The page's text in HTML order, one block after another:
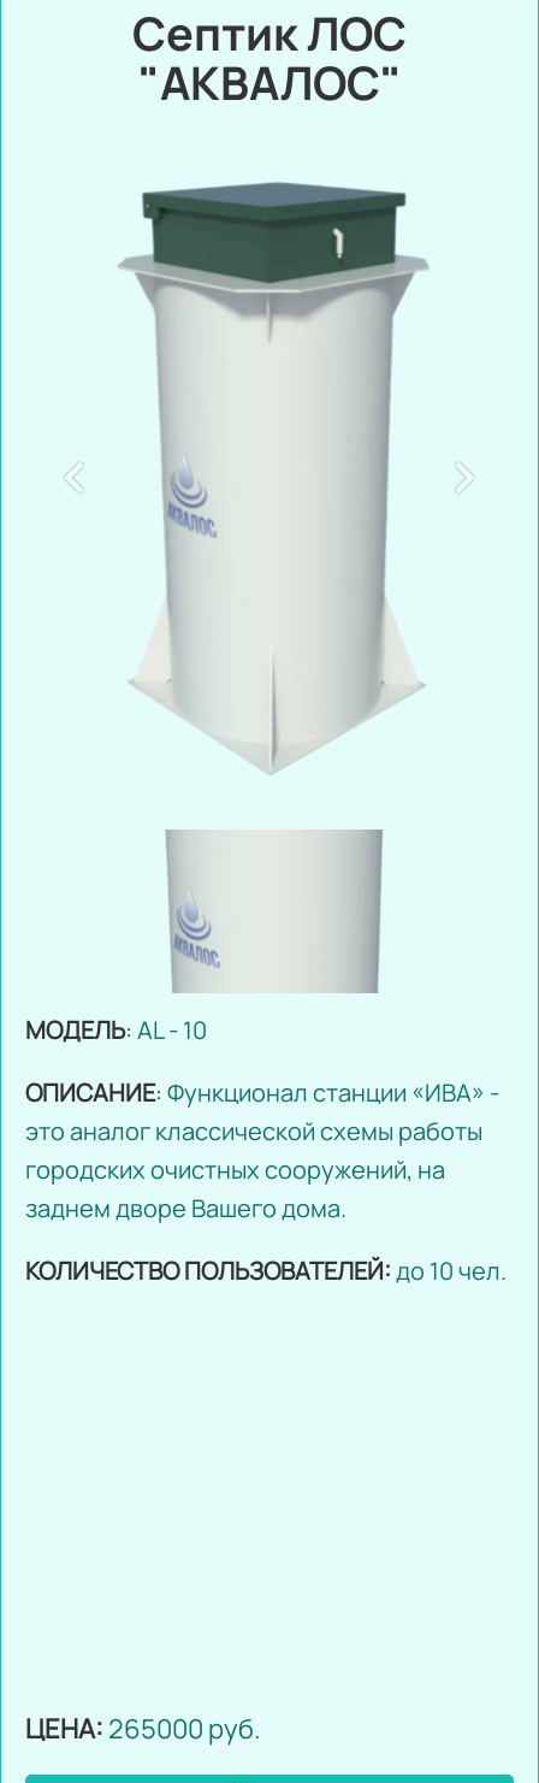
Септик ЛОС
"АКВАЛОС"
МОДЕЛЬ: AL - 10
ОПИСАНИЕ: Функционал станции «ИВА» -
это аналог классической схемы работы
городских очистных сооружений, на
заднем дворе Вашего дома.
КОЛИЧЕСТВО ПОЛЬЗОВАТЕЛЕЙ:до 10 чел.
ЦЕНА: 265000 руб.